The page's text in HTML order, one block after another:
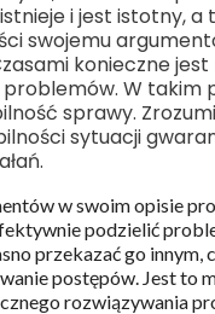
i jest istotny, a
swojemu
konieczne
W takim
sprawy.
sytuacji
w swoim opisie
podzielić
przekazać go innym,
postępów. Jest to
rozwiązywania